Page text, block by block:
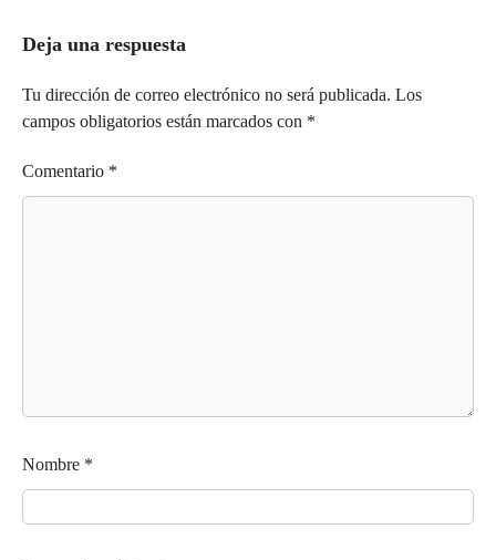
Deja una respuesta
Tu dirección de correo electrónico no será publicada. Los
campos obligatorios están marcados con *
Comentario *
Nombre *